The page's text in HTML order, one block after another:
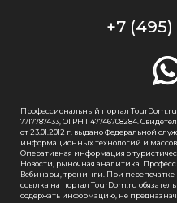
+7
Профессиональный портал
7717787433, ОГРН 1147746708284.
от 23.01.2012 г. выдано Федеральной
информационных технологий и
Оперативная информация о
Новости, рыночная аналитика.
Вебинары, тренинги. При
ссылка на портал TourDom.ru
содержать информацию, не